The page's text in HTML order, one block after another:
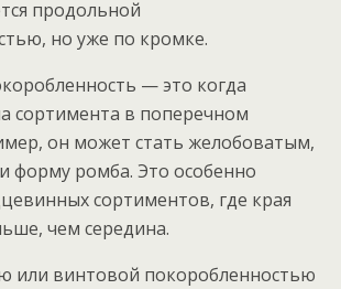
продольной
но уже по кромке.
— это когда
сортимента в поперечном
он может стать желобоватым,
форму ромба. Это особенно
сортиментов, где края
чем середина.
или винтовой покоробленностью